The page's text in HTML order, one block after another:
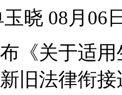
晓 08月06
《关于适
旧法律衔